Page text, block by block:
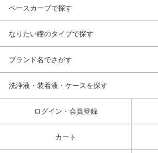
ベースカーブで探す
なりたい瞳のタイプで探す
ブランド名でさがす
洗浄液・装着液・ケースを探す
ログイン・会員登録
カート